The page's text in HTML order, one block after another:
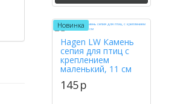
Новинка
Hagen LW Камень
сепия для птиц с
креплением
маленький, 11 см
145p